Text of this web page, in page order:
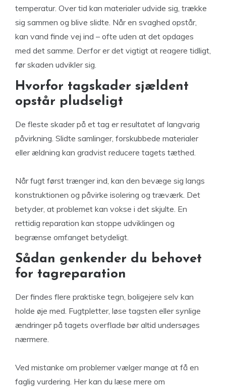
temperatur. Over tid kan materialer udvide sig, trække
sig sammen og blive slidte. Når en svaghed opstår,
kan vand finde vej ind – ofte uden at det opdages
med det samme. Derfor er det vigtigt at reagere tidligt,
før skaden udvikler sig.
Hvorfor tagskader sjældent
opstår pludseligt
De fleste skader på et tag er resultatet af langvarig
påvirkning. Slidte samlinger, forskubbede materialer
eller ældning kan gradvist reducere tagets tæthed.
Når fugt først trænger ind, kan den bevæge sig langs
konstruktionen og påvirke isolering og træværk. Det
betyder, at problemet kan vokse i det skjulte. En
rettidig reparation kan stoppe udviklingen og
begrænse omfanget betydeligt.
Sådan genkender du behovet
for tagreparation
Der findes flere praktiske tegn, boligejere selv kan
holde øje med. Fugtpletter, løse tagsten eller synlige
ændringer på tagets overflade bør altid undersøges
nærmere.
Ved mistanke om problemer vælger mange at få en
faglig vurdering. Her kan du læse mere om